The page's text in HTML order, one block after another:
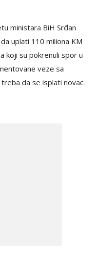
ministara BiH Srđan
uplati 110 miliona KM
koji su pokrenuli spor u
veze sa
da se isplati novac.